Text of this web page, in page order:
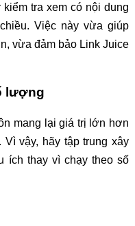
tra xem có nội dung
Việc này vừa giúp
vừa đảm bảo Link Juice
lượng
mang lại giá trị lớn hơn
Vì vậy, hãy tập trung xây
ích thay vì chạy theo số